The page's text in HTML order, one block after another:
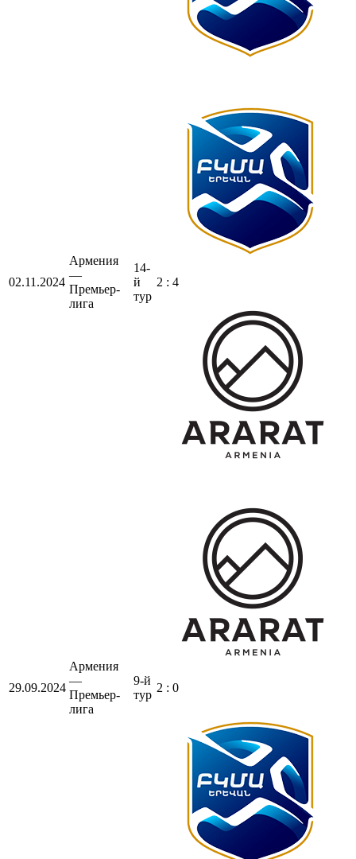
02.11.2024
Армения
—
Премьер-
лига
14-
й
тур
2 : 4
29.09.2024
Армения
—
Премьер-
лига
9-й
тур
2 : 0